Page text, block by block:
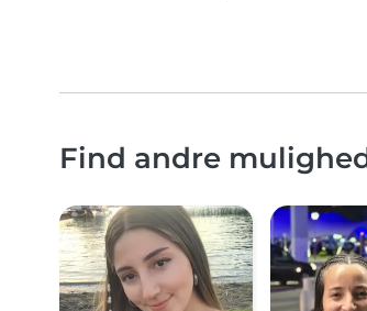
Find andre